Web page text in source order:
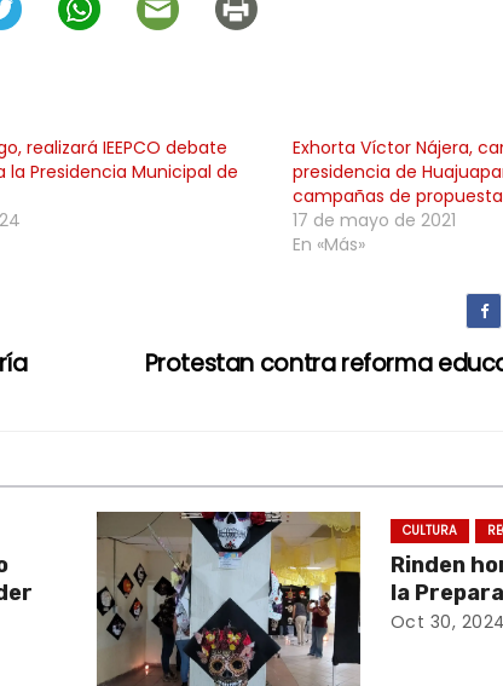
realizará IEEPCO debate
Presidencia Municipal de
Exhorta Víctor Nájera,
presidencia de
campañas de
17 de mayo de 2021
En «Más»
Protestan contra reforma
CULTURA
Rinden
la
Oct 30, 2024